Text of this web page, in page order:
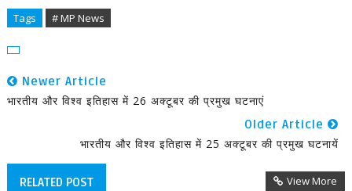
Tags # MP News
Newer Article
भारतीय और विश्व इतिहास में 26 अक्टूबर की प्रमुख घटनाएं
Older Article
भारतीय और विश्व इतिहास में 25 अक्टूबर की प्रमुख घटनायें
RELATED POST View More